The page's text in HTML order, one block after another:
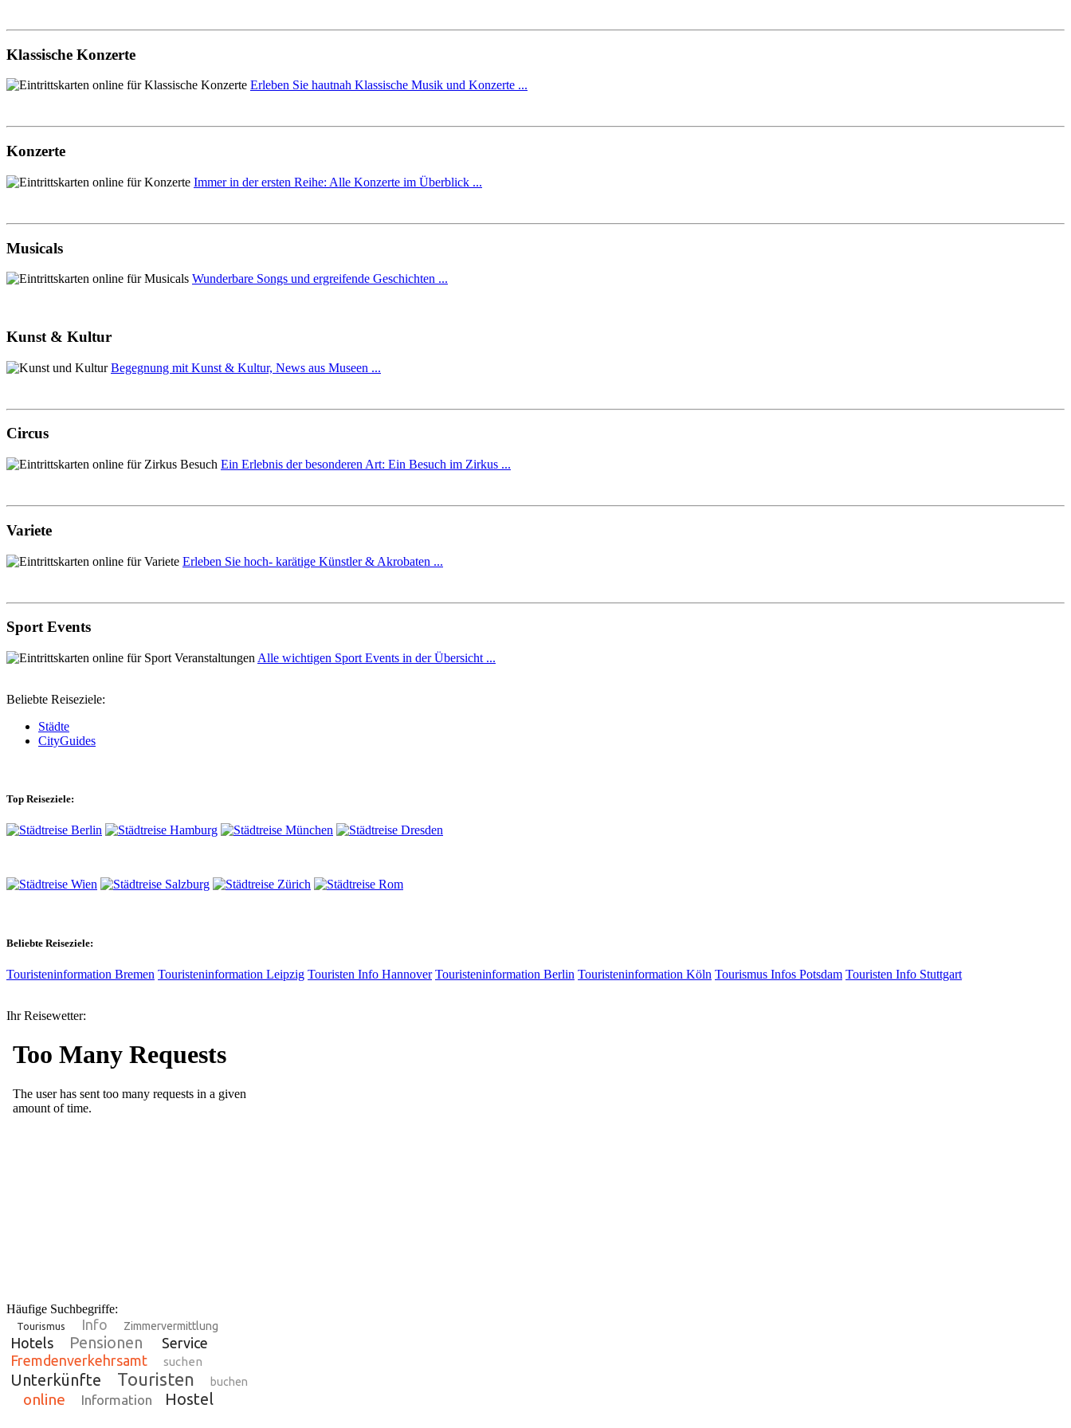
Klassische Konzerte
Erleben Sie hautnah Klassische Musik und Konzerte ...
Konzerte
Immer in der ersten Reihe: Alle Konzerte im Überblick ...
Musicals
Wunderbare Songs und ergreifende Geschichten ...
Kunst & Kultur
Begegnung mit Kunst & Kultur, News aus Museen ...
Circus
Ein Erlebnis der besonderen Art: Ein Besuch im Zirkus ...
Variete
Erleben Sie hoch- karätige Künstler & Akrobaten ...
Sport Events
Alle wichtigen Sport Events in der Übersicht ...
Beliebte Reiseziele:
Städte
CityGuides
Top Reiseziele:
Beliebte Reiseziele:
Touristeninformation Bremen Touristeninformation Leipzig Touristen Info Hannover Touristeninformation Berlin Touristeninformation Köln Tourismus Infos Potsdam Touristen Info Stuttgart
Ihr Reisewetter:
Häufige Suchbegriffe:
Tourismus Info Zimmervermittlung
Hotels Pensionen
Service
Fremdenverkehrsamt
suchen
Unterkünfte Touristen buchen
online Information Hostel